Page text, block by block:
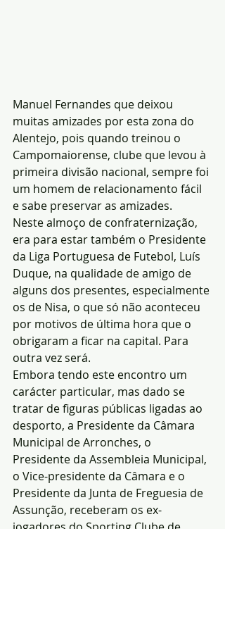
Manuel Fernandes que deixou
muitas amizades por esta zona do
Alentejo, pois quando treinou o
Campomaiorense, clube que levou à
primeira divisão nacional, sempre foi
um homem de relacionamento fácil
e sabe preservar as amizades.
Neste almoço de confraternização,
era para estar também o Presidente
da Liga Portuguesa de Futebol, Luís
Duque, na qualidade de amigo de
alguns dos presentes, especialmente
os de Nisa, o que só não aconteceu
por motivos de última hora que o
obrigaram a ficar na capital. Para
outra vez será.
Embora tendo este encontro um
carácter particular, mas dado se
tratar de figuras públicas ligadas ao
desporto, a Presidente da Câmara
Municipal de Arronches, o
Presidente da Assembleia Municipal,
o Vice-presidente da Câmara e o
Presidente da Junta de Freguesia de
Assunção, receberam os ex-
jogadores do Sporting Clube de